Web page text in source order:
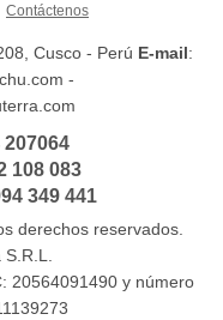
Contáctenos
Cusco - Perú E-mail:
-
207064
108 083
349 441
derechos reservados.
20564091490 y número